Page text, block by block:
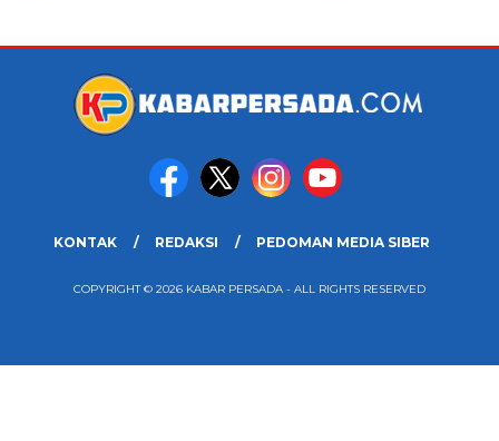
KONTAK REDAKSI PEDOMAN MEDIA SIBER
COPYRIGHT © 2026 KABAR PERSADA - ALL RIGHTS RESERVED